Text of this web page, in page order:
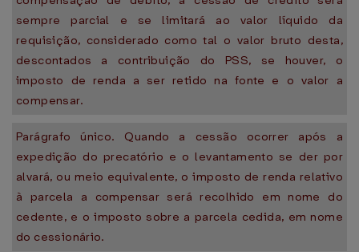
sempre parcial e se limitará ao valor líquido da
requisição, considerado como tal o valor bruto desta,
descontados a contribuição do PSS, se houver, o
imposto de renda a ser retido na fonte e o valor a
compensar.
Parágrafo único. Quando a cessão ocorrer após a
expedição do precatório e o levantamento se der por
alvará, ou meio equivalente, o imposto de renda relativo
à parcela a compensar será recolhido em nome do
cedente, e o imposto sobre a parcela cedida, em nome
do cessionário.